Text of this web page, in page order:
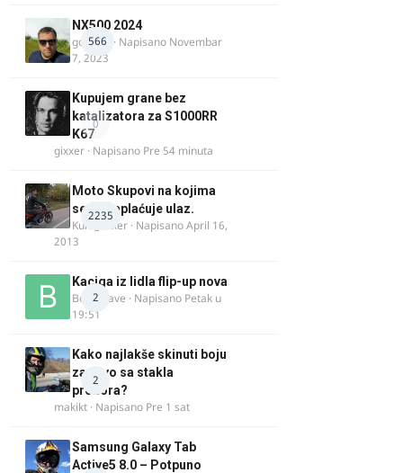
566
NX500 2024
godovic · Napisano Novembar
7, 2023
0
Kupujem grane bez
katalizatora za S1000RR
K67
gixxer · Napisano Pre 54 minuta
2235
Moto Skupovi na kojima
se ne naplaćuje ulaz.
Kum_Mixer · NapisanoApril 16,
2013
2
Kaciga iz lidla flip-up nova
Bor-i-slave · Napisano Petak u
19:51
2
Kako najlakše skinuti boju
za drvo sa stakla
prozora?
makikt · Napisano Pre 1 sat
Samsung Galaxy Tab
Active5 8.0 – Potpuno